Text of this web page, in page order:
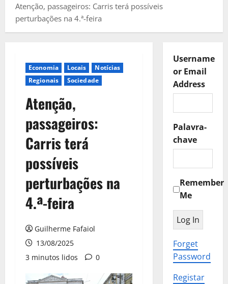
Atenção, passageiros: Carris terá possíveis
perturbações na 4.ª-feira
Economia Locais
Notícias
Regionais
Sociedade
Atenção,
passageiros:
Carris terá
possíveis
perturbações na
4.ª-feira
Guilherme Fafaiol
13/08/2025
3 minutos lidos
0
Username
or Email
Address
Palavra-
chave
Remember
Me
Forget
Password
Registar